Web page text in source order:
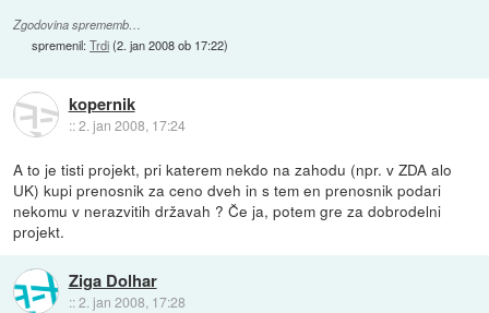
Zgodovina sprememb…
spremenil:Trdi(2. jan 2008 ob 17:22)
kopernik
::2. jan 2008, 17:24
A to je tisti projekt, pri katerem nekdo na zahodu (npr. v ZDA alo
UK) kupi prenosnik za ceno dveh in s tem en prenosnik podari
nekomu v nerazvitih državah ? Če ja, potem gre za dobrodelni
projekt.
Ziga Dolhar
::2. jan 2008, 17:28